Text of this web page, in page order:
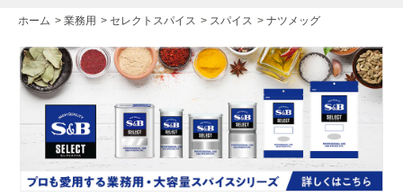
ホーム > 業務用 > セレクトスパイス > スパイス > ナツメッグ